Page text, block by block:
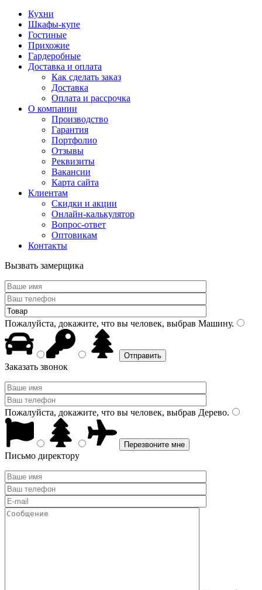
Кухни
Шкафы-купе
Гостиные
Прихожие
Гардеробные
Доставка и оплата
Как сделать заказ
Доставка
Оплата и рассрочка
О компании
Производство
Гарантия
Портфолио
Отзывы
Реквизиты
Вакансии
Карта сайта
Клиентам
Скидки и акции
Онлайн-калькулятор
Вопрос-ответ
Оптовикам
Контакты
Вызвать замерщика
Пожалуйста, докажите, что вы человек, выбрав Машину.
Заказать звонок
Пожалуйста, докажите, что вы человек, выбрав Дерево.
Письмо директору